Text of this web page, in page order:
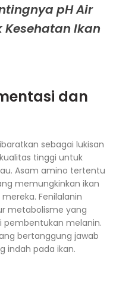
pH Air
Ikan
dan
sebagai lukisan
tinggi untuk
Asam amino tertentu
memungkinkan ikan
Fenilalanin
metabolisme yang
melanin.
bertanggung jawab
indah pada ikan.